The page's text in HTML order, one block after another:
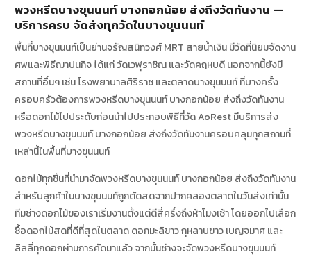
พวงหรีดบางขุนนนท์ บางกอกน้อย ส่งถึงวัดทันงาน —
บริการครบ จัดส่งทุกวัดในบางขุนนนท์
พื้นที่บางขุนนนท์เป็นย่านจรัญสนิทวงศ์ MRT สายน้ำเงิน มีวัดที่นิยมจัดงาน
ศพและพิธีฌาปนกิจ ได้แก่ วัดเวฬุราชิณ และวัดคฤหบดี นอกจากนี้ยังมี
สถานที่อื่นๆ เช่น โรงพยาบาลศิริราช และตลาดบางขุนนนท์ ที่บางครั้ง
ครอบครัวต้องการพวงหรีดบางขุนนนท์ บางกอกน้อย ส่งถึงวัดทันงาน
หรือดอกไม้ไปประดับก่อนนำไปประกอบพิธีที่วัด AoRest มีบริการส่ง
พวงหรีดบางขุนนนท์ บางกอกน้อย ส่งถึงวัดทันงานครอบคลุมทุกสถานที่
เหล่านี้ในพื้นที่บางขุนนนท์
ดอกไม้ทุกชิ้นที่นำมาจัดพวงหรีดบางขุนนนท์ บางกอกน้อย ส่งถึงวัดทันงาน
สำหรับลูกค้าในบางขุนนนท์ถูกตัดสดจากปากคลองตลาดในวันส่งเท่านั้น
ทีมช่างดอกไม้ของเราเริ่มงานตั้งแต่ตีสี่ครึ่งถึงห้าโมงเช้า โดยออกไปเลือก
ซื้อดอกไม้สดที่ดีที่สุดในตลาด ดอกมะลิขาว กุหลาบขาว เบญจมาศ และ
ลิลลี่ทุกดอกผ่านการคัดมาแล้ว จากนั้นช่างจะจัดพวงหรีดบางขุนนนท์